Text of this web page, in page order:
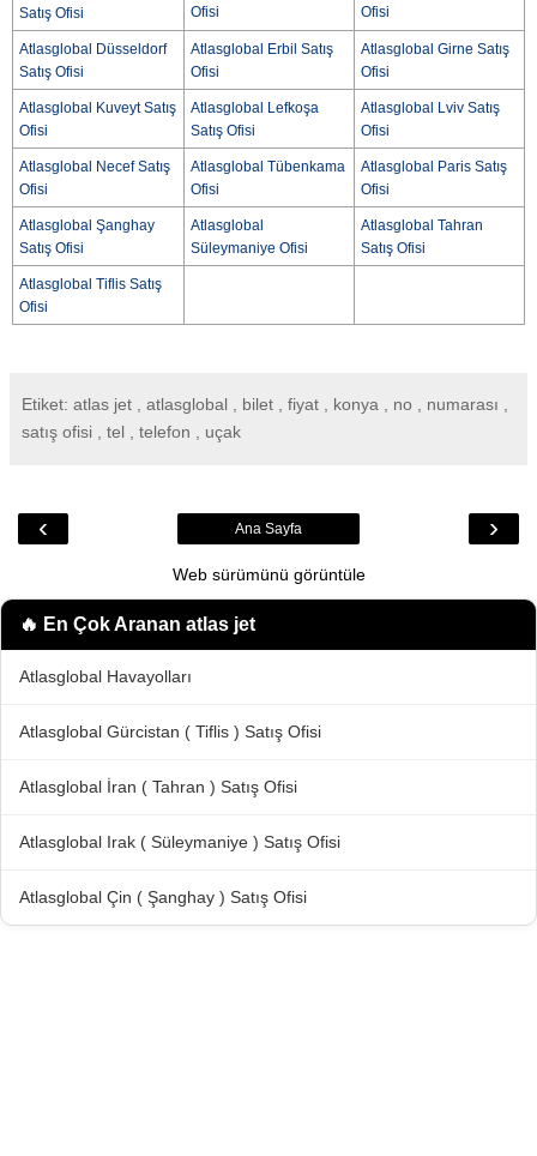
Satış Ofisi Ofisi Ofisi
Atlasglobal Düsseldorf
Satış Ofisi
Atlasglobal Erbil Satış
Ofisi
Atlasglobal Girne Satış
Ofisi
Atlasglobal Kuveyt Satış
Ofisi
Atlasglobal Lefkoşa
Satış Ofisi
Atlasglobal Lviv Satış
Ofisi
Atlasglobal Necef Satış
Ofisi
Atlasglobal Tübenkama
Ofisi
Atlasglobal Paris Satış
Ofisi
Atlasglobal Şanghay
Satış Ofisi
Atlasglobal
Süleymaniye Ofisi
Atlasglobal Tahran
Satış Ofisi
Atlasglobal Tiflis Satış
Ofisi
Etiket: atlas jet , atlasglobal , bilet , fiyat , konya , no , numarası ,
satış ofisi , tel , telefon , uçak
‹ ›
Ana Sayfa
Web sürümünü görüntüle
🔥 En Çok Aranan atlas jet
Atlasglobal Havayolları
Atlasglobal Gürcistan ( Tiflis ) Satış Ofisi
Atlasglobal İran ( Tahran ) Satış Ofisi
Atlasglobal Irak ( Süleymaniye ) Satış Ofisi
Atlasglobal Çin ( Şanghay ) Satış Ofisi